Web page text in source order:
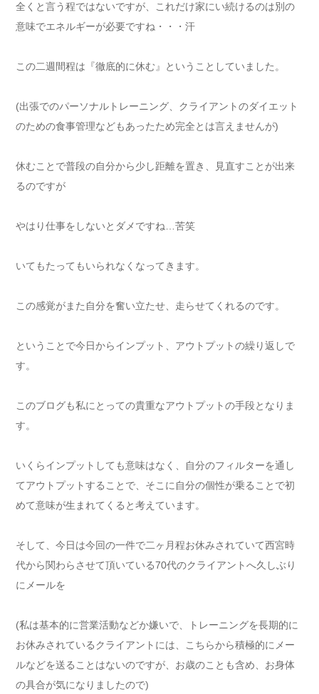
全くと言う程ではないですが、これだけ家にい続けるのは別の
意味でエネルギーが必要ですね・・・汗
この二週間程は『徹底的に休む』ということしていました。
(出張でのパーソナルトレーニング、クライアントのダイエット
のための食事管理などもあったため完全とは言えませんが)
休むことで普段の自分から少し距離を置き、見直すことが出来
るのですが
やはり仕事をしないとダメですね 苦笑
いてもたってもいられなくなってきます。
この感覚がまた自分を奮い立たせ、走らせてくれるのです。
ということで今日からインプット、アウトプットの繰り返しで
す。
このブログも私にとっての貴重なアウトプットの手段となりま
す。
いくらインプットしても意味はなく、自分のフィルターを通し
てアウトプットすることで、そこに自分の個性が乗ることで初
めて意味が生まれてくると考えています。
そして、今日は今回の一件で二ヶ月程お休みされていて西宮時
代から関わらさせて頂いている70代のクライアントへ久しぶり
にメールを
(私は基本的に営業活動などか嫌いで、トレーニングを長期的に
お休みされているクライアントには、こちらから積極的にメー
ルなどを送ることはないのですが、お歳のことも含め、お身体
の具合が気になりましたので)